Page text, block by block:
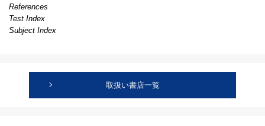
References
Test Index
Subject Index
取扱い書店一覧